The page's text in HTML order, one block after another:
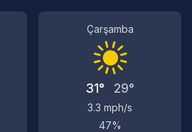
Çarşamba
31° 29°
3.3 mph/s
47%